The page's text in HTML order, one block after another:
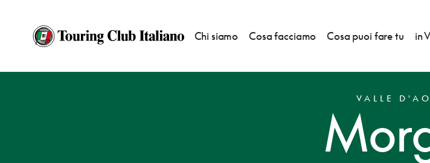
Chi siamo Cosa facciamo Cosa puoi fare tu in
HOME DESTINAZIONI MORGEX
VALLE